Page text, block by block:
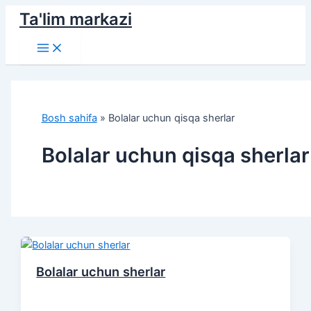
Skip
content
Ta'lim markazi
Main
Menu
Bosh sahifa » Bolalar uchun qisqa sherlar
Bolalar uchun qisqa sherlar
Bolalar uchun sherlar